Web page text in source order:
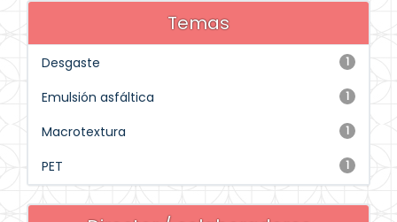
Temas
1
Desgaste
1
Emulsión asfáltica
1
Macrotextura
1
PET